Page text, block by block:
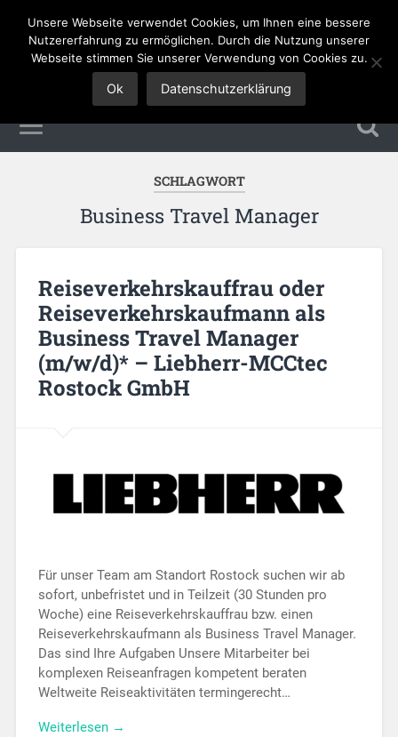
Tourismus Jobs
SCHLAGWORT
Business Travel Manager
Reiseverkehrskauffrau oder
Reiseverkehrskaufmann als
Business Travel Manager
(m/w/d)* – Liebherr-MCCtec
Rostock GmbH
Für unser Team am Standort Rostock suchen wir ab
sofort, unbefristet und in Teilzeit (30 Stunden pro
Woche) eine Reiseverkehrskauffrau bzw. einen
Reiseverkehrskaufmann als Business Travel Manager.
Das sind Ihre Aufgaben Unsere Mitarbeiter bei
komplexen Reiseanfragen kompetent beraten
Weltweite Reiseaktivitäten termingerecht…
Weiterlesen →
Unsere Webseite verwendet Cookies, um Ihnen eine bessere
Nutzererfahrung zu ermöglichen. Durch die Nutzung unserer
Webseite stimmen Sie unserer Verwendung von Cookies zu.
Ok Datenschutzerklärung